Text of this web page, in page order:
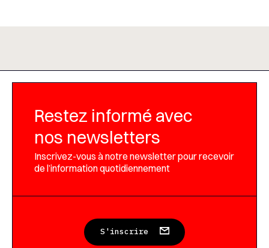
Restez informé avec
nos newsletters
Inscrivez-vous à notre newsletter pour recevoir
de l’information quotidiennement
S'inscrire